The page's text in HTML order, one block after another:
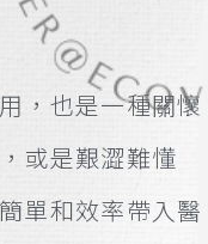
，也是一種關懷
或是艱澀難懂
單和效率帶入醫